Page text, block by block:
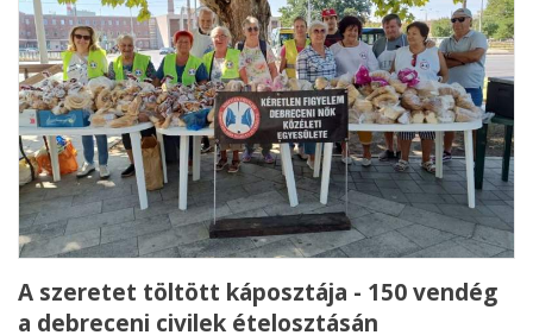
A szeretet töltött káposztája - 150 vendég
a debreceni civilek ételosztásán